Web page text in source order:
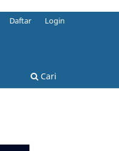
Cari
Daftar Login